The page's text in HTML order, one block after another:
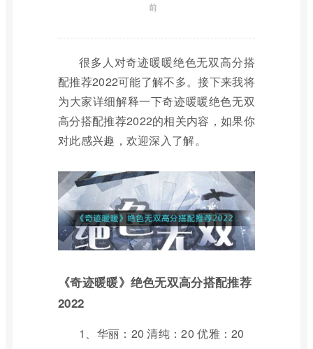
前
很多人对奇迹暖暖绝色无双高分搭
配推荐2022可能了解不多。接下来我将
为大家详细解释一下奇迹暖暖绝色无双
高分搭配推荐2022的相关内容，如果你
对此感兴趣，欢迎深入了解。
《奇迹暖暖》绝色无双高分搭配推荐
2022
1、华丽：20 清纯：20 优雅：20